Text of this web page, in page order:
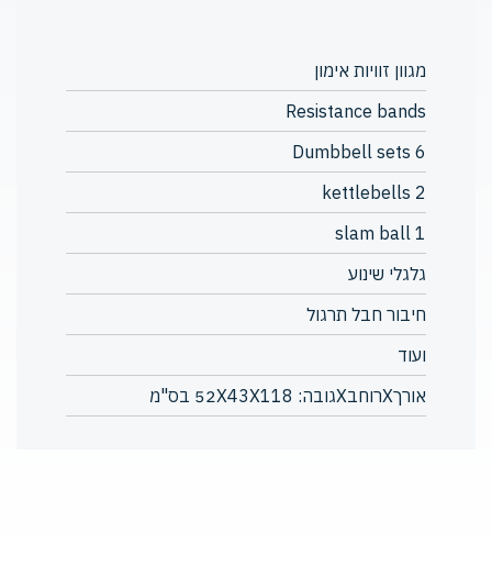
מגוון זוויות אימון
Resistance bands
6 Dumbbell sets
2 kettlebells
1 slam ball
גלגלי שינוע
חיבור חבל תרגול
ועוד
אורךXרוחבXגובה: 52X43X118 בס"מ